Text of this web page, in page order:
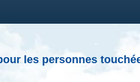
les personnes